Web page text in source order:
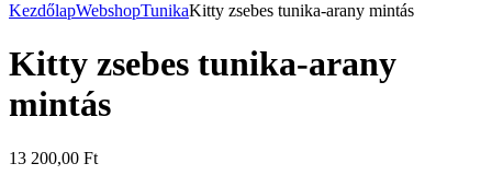
KezdőlapWebshopTunikaKitty zsebes tunika-arany mintás
Kitty zsebes tunika-arany
mintás
13 200,00 Ft